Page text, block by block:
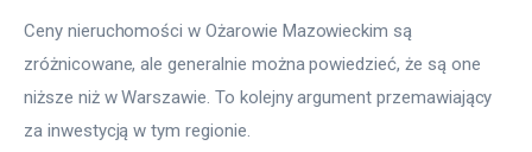
Ceny nieruchomości w Ożarowie Mazowieckim są
zróżnicowane, ale generalnie można powiedzieć, że są one
niższe niż w Warszawie. To kolejny argument przemawiający
za inwestycją w tym regionie.